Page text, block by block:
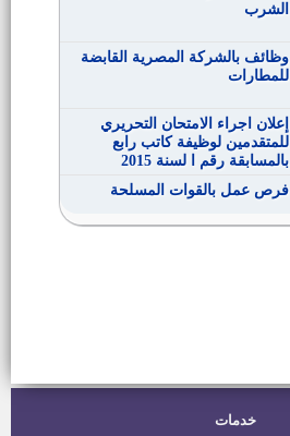
الشرب
وظائف بالشركة المصرية القابضة
للمطارات
إعلان اجراء الامتحان التحريري
للمتقدمين لوظيفة كاتب رابع
بالمسابقة رقم ا لسنة 2015
فرص عمل بالقوات المسلحة
مندوب مساعد بمجلس الدولة
خدمات